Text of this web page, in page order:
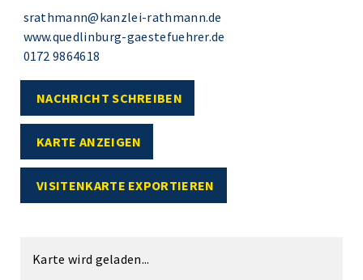
srathmann@kanzlei-rathmann.de
www.quedlinburg-gaestefuehrer.de
0172 9864618
NACHRICHT SCHREIBEN
KARTE ANZEIGEN
VISITENKARTE EXPORTIEREN
Karte wird geladen...